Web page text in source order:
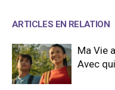
ARTICLES EN RELATION
Ma Vie
Avec